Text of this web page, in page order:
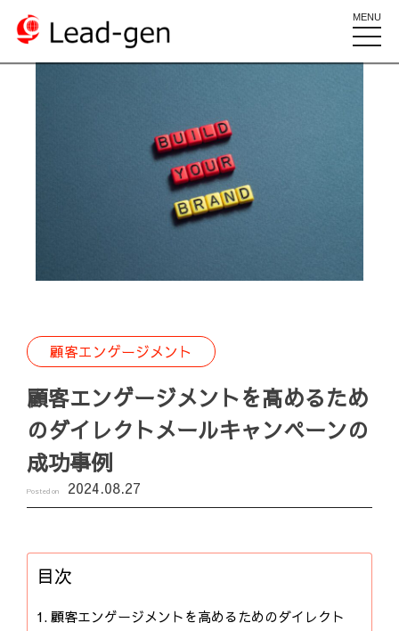
MENU
toggle
顧客エンゲージメント
顧客エンゲージメントを高めるため
のダイレクトメールキャンペーンの
成功事例
Posted on 2024.08.27
目次
顧客エンゲージメントを高めるためのダイレクト